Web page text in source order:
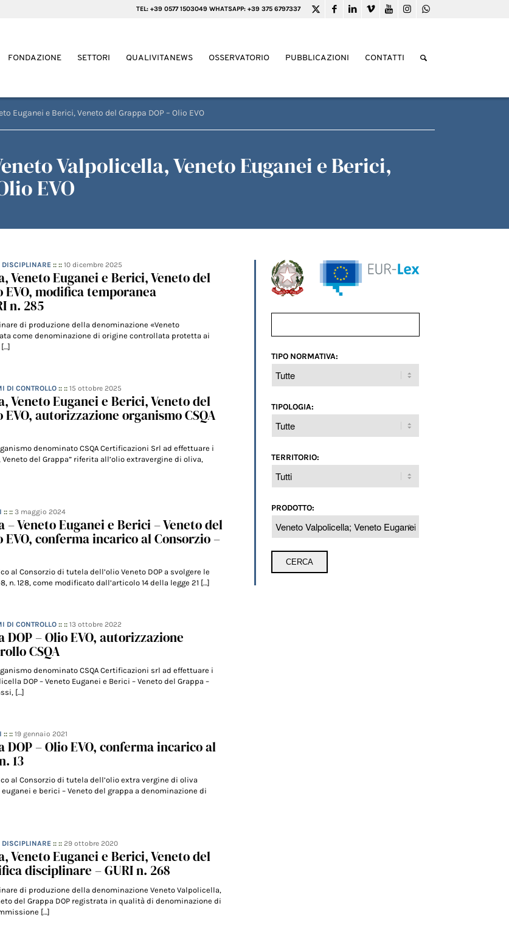
TEL: +39 0577 1503049 WHATSAPP: +39 375 6797337
FONDAZIONE SETTORI QUALIVITANEWS OSSERVATORIO PUBBLICAZIONI CONTATTI
Euganei e Berici, Veneto del Grappa DOP – Olio EVO
Valpolicella, Veneto Euganei e Berici,
EVO
:: ::10 dicembre 2025
Veneto Euganei e Berici, Veneto del
EVO, modifica temporanea
n. 285
di produzione della denominazione «Veneto
come denominazione di origine controllata protetta ai
DI CONTROLLO :: ::15 ottobre 2025
Veneto Euganei e Berici, Veneto del
EVO, autorizzazione organismo CSQA
denominato CSQA Certificazioni Srl ad effettuare i
del Grappa” riferita all’olio extravergine di oliva,
:: ::3 maggio 2024
– Veneto Euganei e Berici – Veneto del
EVO, conferma incarico al Consorzio –
al Consorzio di tutela dell’olio Veneto DOP a svolgere le
n. 128, come modificato dall’articolo 14 della legge 21 […]
DI CONTROLLO :: ::13 ottobre 2022
DOP – Olio EVO, autorizzazione
CSQA
denominato CSQA Certificazioni srl ad effettuare i
DOP – Veneto Euganei e Berici – Veneto del Grappa –
[…]
:: ::19 gennaio 2021
DOP – Olio EVO, conferma incarico al
13
al Consorzio di tutela dell’olio extra vergine di oliva
e berici – Veneto del grappa a denominazione di
:: ::29 ottobre 2020
Veneto Euganei e Berici, Veneto del
disciplinare – GURI n. 268
di produzione della denominazione Veneto Valpolicella,
del Grappa DOP registrata in qualità di denominazione di
[…]
TIPO NORMATIVA:
TIPOLOGIA:
TERRITORIO:
PRODOTTO: